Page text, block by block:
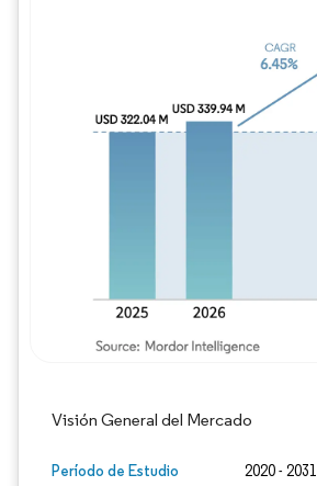
Visión General del Mercado
Período de Estudio 2020 - 2031